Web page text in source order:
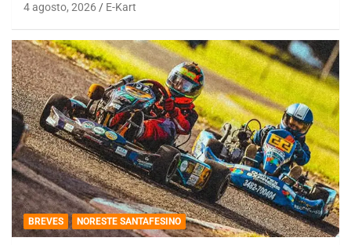
4 agosto, 2026 E-Kart
BREVES NORESTE SANTAFESINO